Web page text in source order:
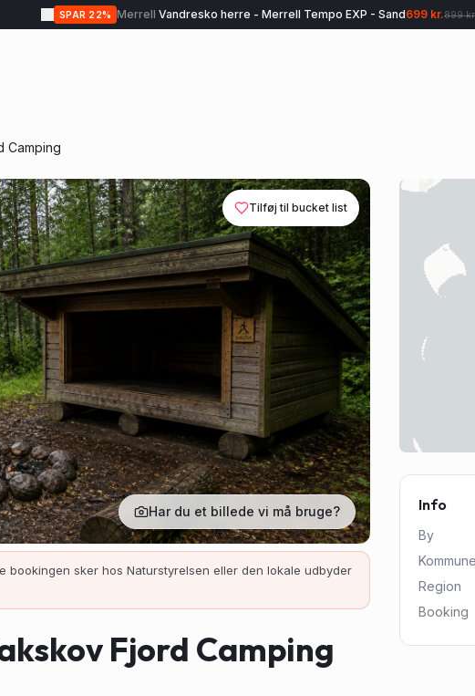
SPAR 22% Merrell Vandresko herre - Merrell Tempo EXP - Sand699 kr.899
Camping
Tilføj til bucket list
Har du et billede vi må bruge?
bookingen sker hos Naturstyrelsen eller den lokale udbyder
Fjord Camping
Info
By
Kommune
Region
Booking